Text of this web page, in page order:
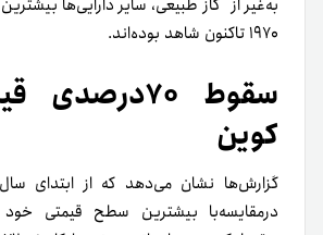
۱۹۷۰ تاکنون شاهد بوده‌اند.
سقوط
کوین
گزارش‌ها نشان می‌دهد که از ابتدای سال ۲۰۲۱،